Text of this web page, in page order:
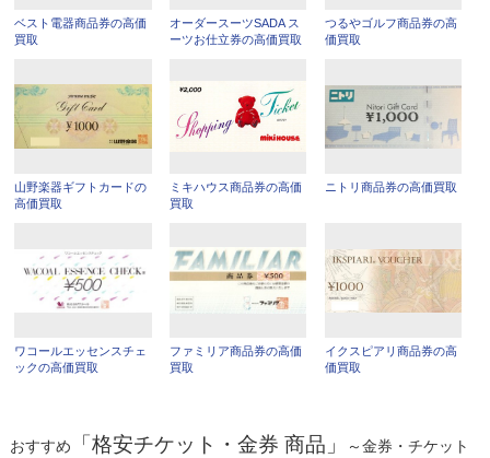
ベスト電器商品券の高価
買取
オーダースーツSADA ス
ーツお仕立券の高価買取
つるやゴルフ商品券の高
価買取
山野楽器ギフトカードの
高価買取
ミキハウス商品券の高価
買取
ニトリ商品券の高価買取
ワコールエッセンスチェ
ックの高価買取
ファミリア商品券の高価
買取
イクスピアリ商品券の高
価買取
おすすめ 「格安チケット・金券 商品」
～金券・チケット